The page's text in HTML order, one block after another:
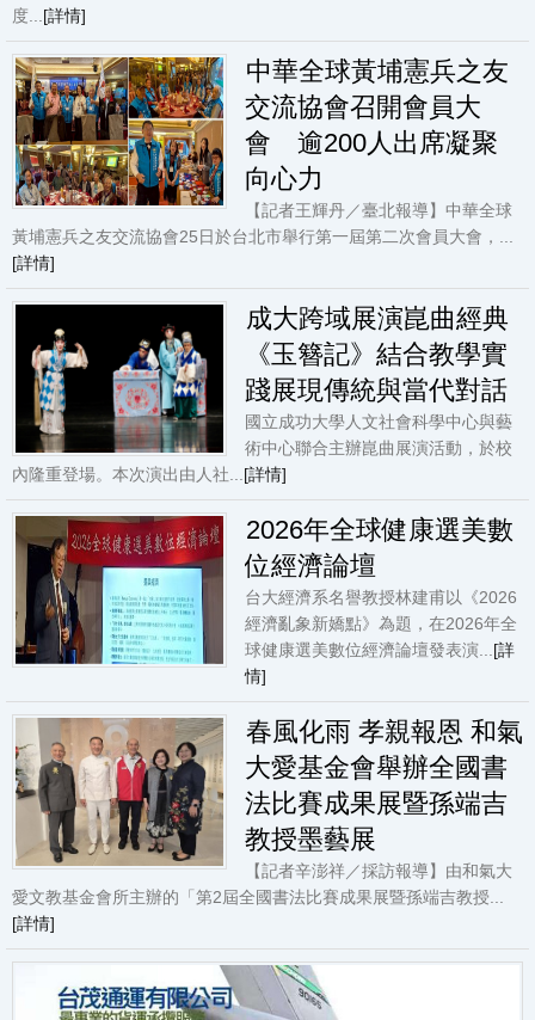
度... [詳情]
中華全球黃埔憲兵之友
交流協會召開會員大
會 逾200人出席凝聚
向心力
【記者王輝丹／臺北報導】中華全球
黃埔憲兵之友交流協會25日於台北市舉行第一屆第二次會員大會，...
[詳情]
成大跨域展演崑曲經典
《玉簪記》結合教學實
踐展現傳統與當代對話
國立成功大學人文社會科學中心與藝
術中心聯合主辦崑曲展演活動，於校
內隆重登場。本次演出由人社... [詳情]
2026年全球健康選美數
位經濟論壇
台大經濟系名譽教授林建甫以《2026
經濟亂象新嬌點》為題，在2026年全
球健康選美數位經濟論壇發表演... [詳
情]
春風化雨 孝親報恩 和氣
大愛基金會舉辦全國書
法比賽成果展暨孫端吉
教授墨藝展
【記者辛澎祥／採訪報導】由和氣大
愛文教基金會所主辦的「第2屆全國書法比賽成果展暨孫端吉教授...
[詳情]